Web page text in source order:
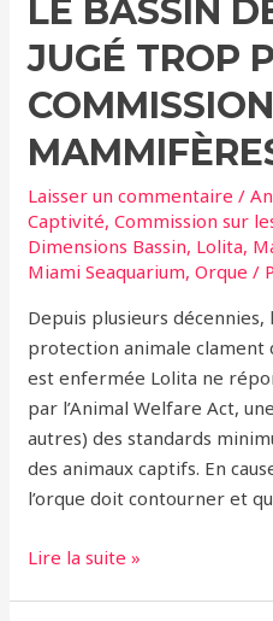
Maire
Miami
Demande
la
Libération
de
Lolita
LE BASSIN
JUGÉ TROP
Laisser un commentaire /
Captivité,Commission sur
Dimensions Bassin, Lolita,
Miami Seaquarium,Orque /
Depuis plusieurs décennies,
protection animale clament
est enfermée Lolita ne
par l’Animal Welfare Act,
autres) des standards
des animaux captifs. En
l’orque doit contourner et
Le
Lire la suite »